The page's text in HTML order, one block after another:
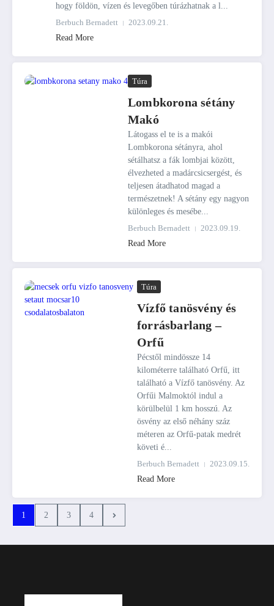
hogy földön, vízen és levegőben túrázhatnak a l...
Berbuch Bernadett
2023.09.21.
Read More
Túra
Lombkorona sétány
Makó
Látogass el te is a makói
Lombkorona sétányra, ahol
sétálhatsz a fák lombjai között,
élvezheted a madárcsicsergést, és
teljesen átadhatod magad a
természetnek! A sétány egy nagyon
különleges és mesébe...
Berbuch Bernadett
2023.09.19.
Read More
Túra
Vízfő tanösvény és
forrásbarlang –
Orfű
Pécstől mindössze 14
kilométerre található Orfű, itt
található a Vízfő tanösvény. Az
Orfűi Malmoktól indul a
körülbelül 1 km hosszú. Az
ösvény az első néhány száz
méteren az Orfű-patak medrét
követi é...
Berbuch Bernadett
2023.09.15.
Read More
1 2 3 4